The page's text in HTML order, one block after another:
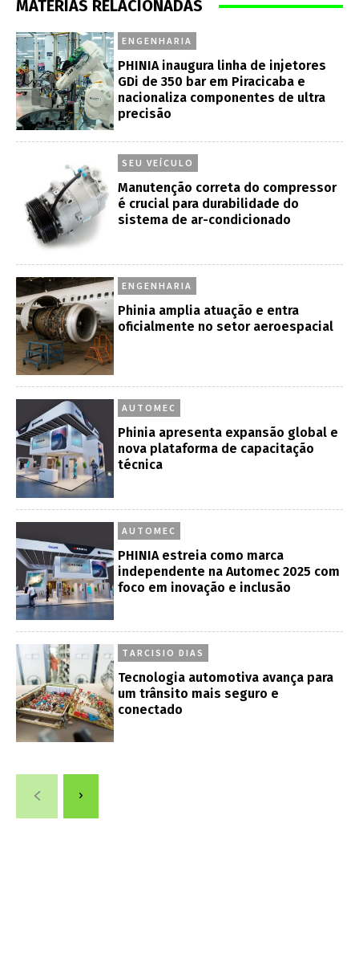
MATÉRIAS RELACIONADAS
ENGENHARIA
PHINIA inaugura linha de injetores
GDi de 350 bar em Piracicaba e
nacionaliza componentes de ultra
precisão
SEU VEÍCULO
Manutenção correta do compressor
é crucial para durabilidade do
sistema de ar-condicionado
ENGENHARIA
Phinia amplia atuação e entra
oficialmente no setor aeroespacial
AUTOMEC
Phinia apresenta expansão global e
nova plataforma de capacitação
técnica
AUTOMEC
PHINIA estreia como marca
independente na Automec 2025 com
foco em inovação e inclusão
TARCISIO DIAS
Tecnologia automotiva avança para
um trânsito mais seguro e
conectado